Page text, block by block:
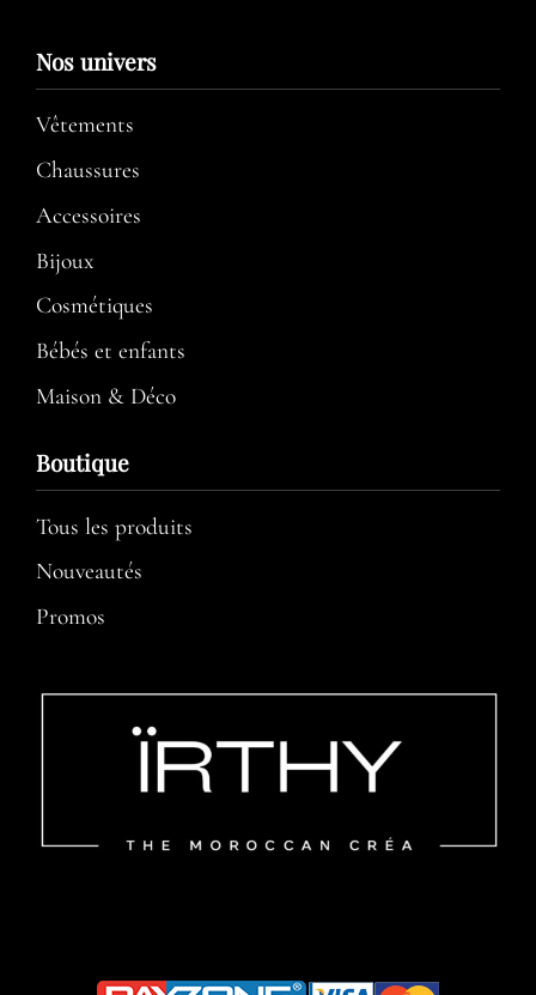
Nos univers
Vêtements
Chaussures
Accessoires
Bijoux
Cosmétiques
Bébés et enfants
Maison & Déco
Boutique
Tous les produits
Nouveautés
Promos